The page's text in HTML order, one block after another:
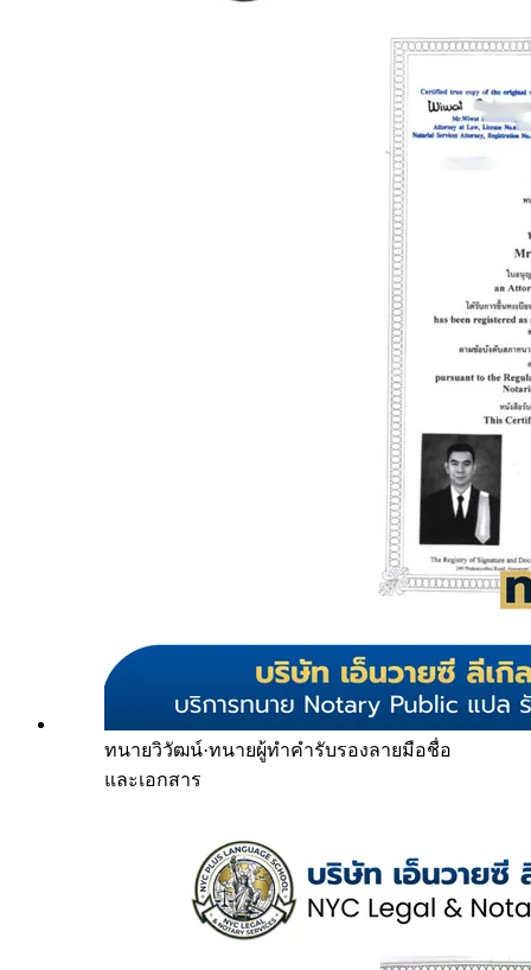
ทนายวิวัฒน์·ทนายผู้ทำคำรับรองลายมือชื่อ
และเอกสาร